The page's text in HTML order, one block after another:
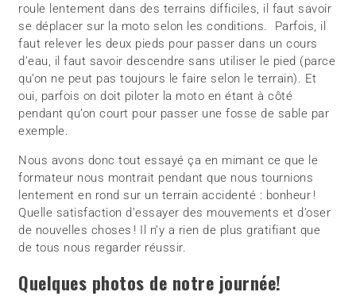
roule lentement dans des terrains difficiles, il faut savoir
se déplacer sur la moto selon les conditions. Parfois, il
faut relever les deux pieds pour passer dans un cours
d’eau, il faut savoir descendre sans utiliser le pied (parce
qu’on ne peut pas toujours le faire selon le terrain). Et
oui, parfois on doit piloter la moto en étant à côté
pendant qu’on court pour passer une fosse de sable par
exemple.
Nous avons donc tout essayé ça en mimant ce que le
formateur nous montrait pendant que nous tournions
lentement en rond sur un terrain accidenté : bonheur !
Quelle satisfaction d’essayer des mouvements et d’oser
de nouvelles choses ! Il n’y a rien de plus gratifiant que
de tous nous regarder réussir.
Quelques photos de notre journée!